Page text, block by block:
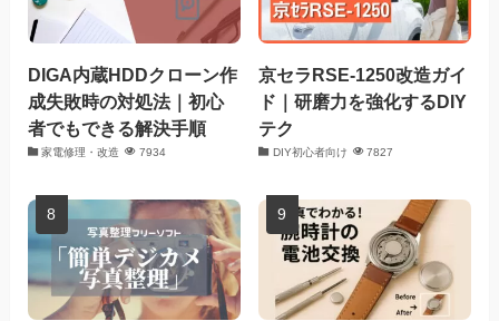
DIGA内蔵HDDクローン作
成失敗時の対処法｜初心
者でもできる解決手順
家電修理・改造 7934
京セラRSE-1250改造ガイ
ド｜研磨力を強化するDIY
テク
DIY初心者向け 7827